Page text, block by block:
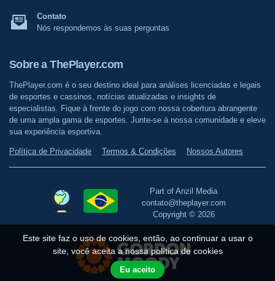
Contato
Nós respondemos às suas perguntas
Sobre a ThePlayer.com
ThePlayer.com é o seu destino ideal para análises licenciadas e legais
de esportes e cassinos, notícias atualizadas e insights de
especialistas. Fique à frente do jogo com nossa cobertura abrangente
de uma ampla gama de esportes. Junte-se à nossa comunidade e eleve
sua experiência esportiva.
Política de Privacidade Termos & Condições Nossos Autores
Part of Anzil Media
contato@theplayer.com
Copyright © 2026
Este site faz o uso de cookies, então, ao continuar a usar o
site, você aceita a nossa política de cookies
Eu aceito